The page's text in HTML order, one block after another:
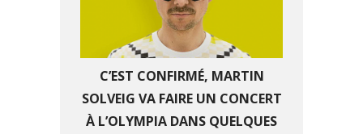
C’EST CONFIRMÉ, MARTIN
SOLVEIG VA FAIRE UN CONCERT
À L’OLYMPIA DANS QUELQUES